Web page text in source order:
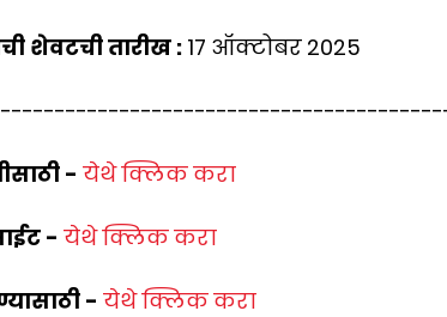
शेवटची तारीख : 17 ऑक्टोबर 2025
- येथे क्लिक करा
- येथे क्लिक करा
- येथे क्लिक करा